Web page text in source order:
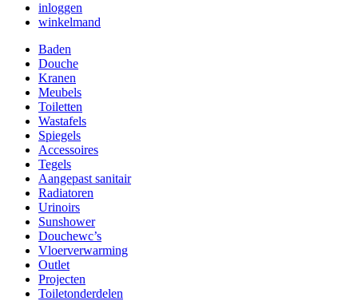
inloggen
winkelmand
Baden
Douche
Kranen
Meubels
Toiletten
Wastafels
Spiegels
Accessoires
Tegels
Aangepast sanitair
Radiatoren
Urinoirs
Sunshower
Douchewc’s
Vloerverwarming
Outlet
Projecten
Toiletonderdelen